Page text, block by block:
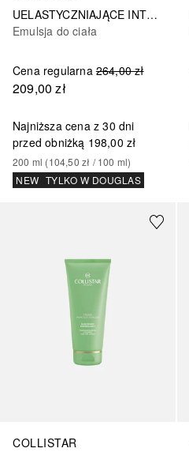
UELASTYCZNIAJĄCE INTENSYWNIE UJĘDRNIAJĄCE SUPERSERUM DO CIAŁA
Emulsja do ciała
Cena regularna 264,00 zł
209,00 zł
Najniższa cena z 30 dni
przed obniżką 198,00 zł
200 ml (104,50 zł / 100 ml)
NEW TYLKO W DOUGLAS
COLLISTAR